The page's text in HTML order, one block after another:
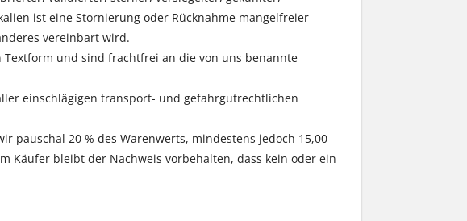
ist eine Stornierung oder Rücknahme mangelfreier
vereinbart wird.
und sind frachtfrei an die von uns benannte
einschlägigen transport- und gefahrgutrechtlichen
pauschal 20 % des Warenwerts, mindestens jedoch 15,00
Käufer bleibt der Nachweis vorbehalten, dass kein oder ein